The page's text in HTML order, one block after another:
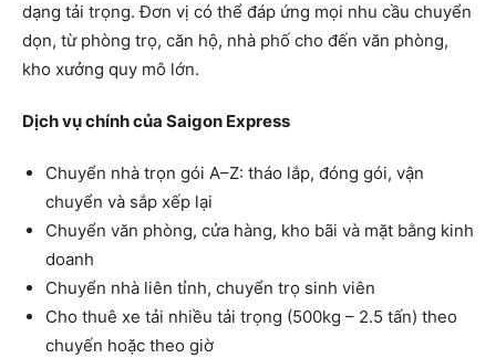
dạng tải trọng. Đơn vị có thể đáp ứng mọi nhu cầu chuyển
dọn, từ phòng trọ, căn hộ, nhà phố cho đến văn phòng,
kho xưởng quy mô lớn.
Dịch vụ chính của Saigon Express
Chuyển nhà trọn gói A–Z: tháo lắp, đóng gói, vận
chuyển và sắp xếp lại
Chuyển văn phòng, cửa hàng, kho bãi và mặt bằng kinh
doanh
Chuyển nhà liên tỉnh, chuyển trọ sinh viên
Cho thuê xe tải nhiều tải trọng (500kg – 2.5 tấn) theo
chuyến hoặc theo giờ